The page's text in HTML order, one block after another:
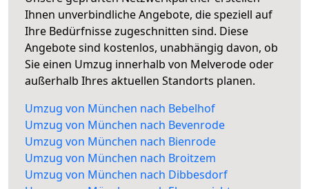
Ihnen unverbindliche Angebote, die speziell auf
Ihre Bedürfnisse zugeschnitten sind. Diese
Angebote sind kostenlos, unabhängig davon, ob
Sie einen Umzug innerhalb von Melverode oder
außerhalb Ihres aktuellen Standorts planen.
Umzug von München nach Bebelhof
Umzug von München nach Bevenrode
Umzug von München nach Bienrode
Umzug von München nach Broitzem
Umzug von München nach Dibbesdorf